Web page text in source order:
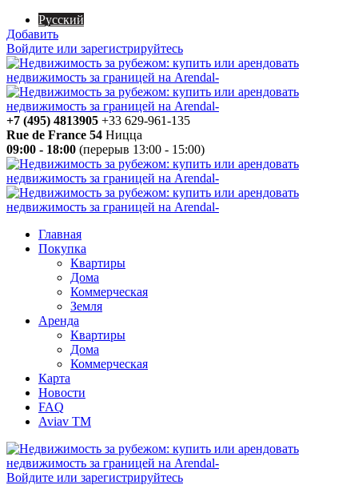
Русский
Добавить
Войдите или зарегистрируйтесь
+7 (495) 4813905 +33 629-961-135
Rue de France 54 Ницца
09:00 - 18:00 (перерыв 13:00 - 15:00)
Главная
Покупка
Квартиры
Дома
Коммерческая
Земля
Аренда
Квартиры
Дома
Коммерческая
Карта
Новости
FAQ
Aviav TM
Войдите или зарегистрируйтесь